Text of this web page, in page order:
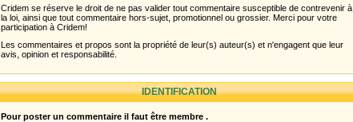
Cridem se réserve le droit de ne pas valider tout commentaire susceptible de contrevenir à
la loi, ainsi que tout commentaire hors-sujet, promotionnel ou grossier. Merci pour votre
participation à Cridem!
Les commentaires et propos sont la propriété de leur(s) auteur(s) et n'engagent que leur
avis, opinion et responsabilité.
IDENTIFICATION
Pour poster un commentaire il faut être membre .